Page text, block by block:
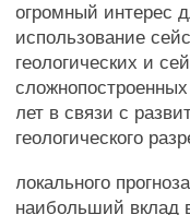
огромный интерес
использование
геологических и
лет в связи с
геологического
локального
наибольший вклад